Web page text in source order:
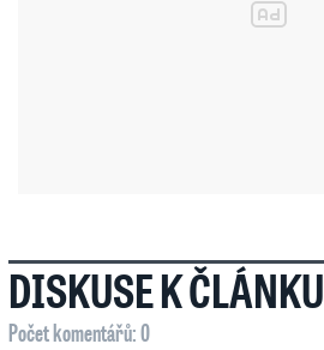
DISKUSE K ČLÁNKU
Počet komentářů: 0